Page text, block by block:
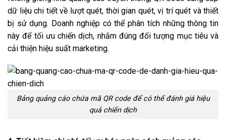
dữ liệu chi tiết về lượt quét, thời gian quét, vị trí quét và thiết
bị sử dụng. Doanh nghiệp có thể phân tích những thông tin
này để tối ưu chiến dịch, nhắm đúng đối tượng mục tiêu và
cải thiện hiệu suất marketing.
Bảng quảng cáo chứa mã QR code để có thể đánh giá hiệu
quả chiến dịch